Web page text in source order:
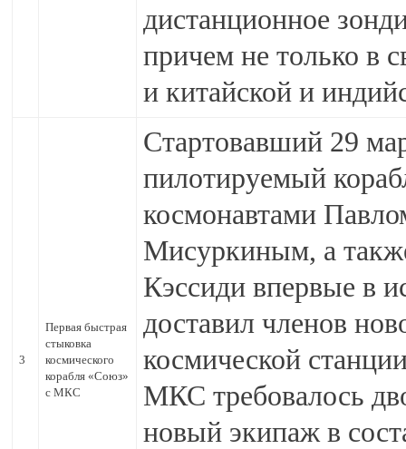
дистанционное
причем не только в
и китайской и
3
Первая быстрая
стыковка
космического
корабля «Союз»
с МКС
Стартовавший 29
пилотируемый
космонавтами
Мисуркиным, а
Кэссиди впервые в
доставил членов
космической
МКС требовалось
новый экипаж в